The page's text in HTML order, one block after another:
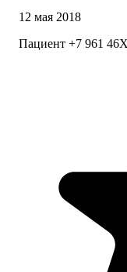
12 мая 2018
Пациент +7 961